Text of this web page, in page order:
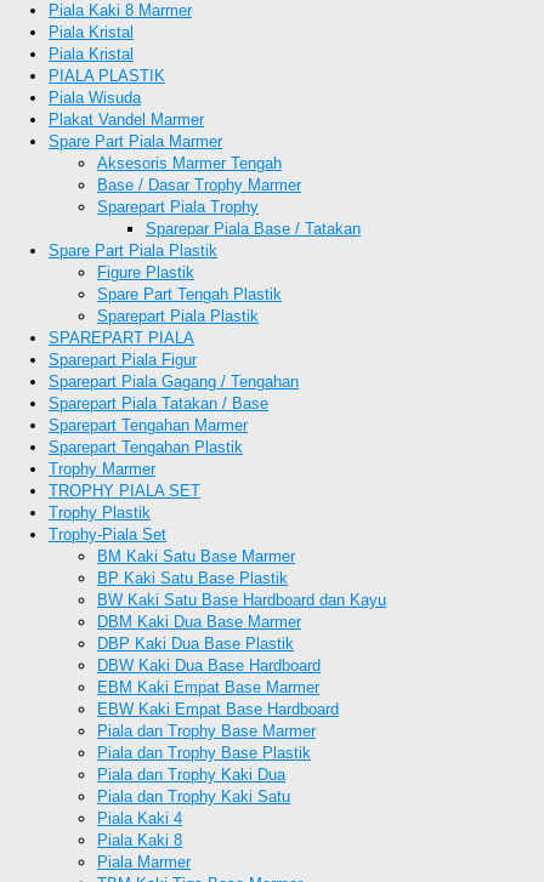
Piala Kaki 8 Marmer
Piala Kristal
Piala Kristal
PIALA PLASTIK
Piala Wisuda
Plakat Vandel Marmer
Spare Part Piala Marmer
Aksesoris Marmer Tengah
Base / Dasar Trophy Marmer
Sparepart Piala Trophy
Sparepar Piala Base / Tatakan
Spare Part Piala Plastik
Figure Plastik
Spare Part Tengah Plastik
Sparepart Piala Plastik
SPAREPART PIALA
Sparepart Piala Figur
Sparepart Piala Gagang / Tengahan
Sparepart Piala Tatakan / Base
Sparepart Tengahan Marmer
Sparepart Tengahan Plastik
Trophy Marmer
TROPHY PIALA SET
Trophy Plastik
Trophy-Piala Set
BM Kaki Satu Base Marmer
BP Kaki Satu Base Plastik
BW Kaki Satu Base Hardboard dan Kayu
DBM Kaki Dua Base Marmer
DBP Kaki Dua Base Plastik
DBW Kaki Dua Base Hardboard
EBM Kaki Empat Base Marmer
EBW Kaki Empat Base Hardboard
Piala dan Trophy Base Marmer
Piala dan Trophy Base Plastik
Piala dan Trophy Kaki Dua
Piala dan Trophy Kaki Satu
Piala Kaki 4
Piala Kaki 8
Piala Marmer